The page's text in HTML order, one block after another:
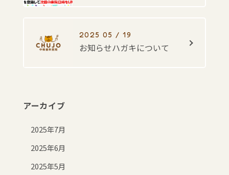
2025 05 / 19
お知らせハガキについて
アーカイブ
2025年7月
2025年6月
2025年5月